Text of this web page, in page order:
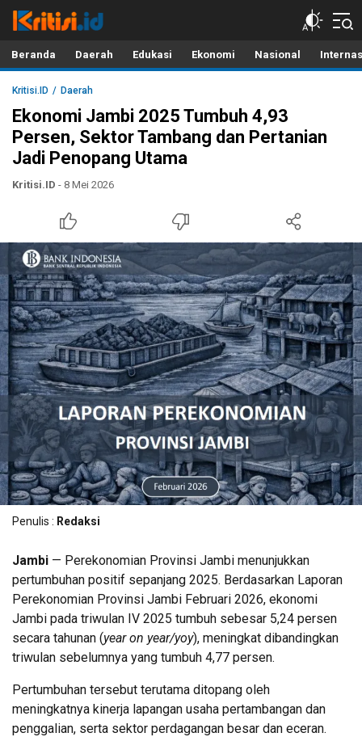
Kritisi.ID
Kritik untuk Negeri!
Beranda Daerah Edukasi Ekonomi Nasional
Kritisi.ID Daerah
Ekonomi Jambi 2025 Tumbuh 4,93
Persen, Sektor Tambang dan Pertanian
Jadi Penopang Utama
Kritisi.ID - 8 Mei 2026
Penulis : Redaksi
Jambi — Perekonomian Provinsi Jambi menunjukkan
pertumbuhan positif sepanjang 2025. Berdasarkan Laporan
Perekonomian Provinsi Jambi Februari 2026, ekonomi
Jambi pada triwulan IV 2025 tumbuh sebesar 5,24 persen
secara tahunan (year on year/yoy), meningkat dibandingkan
triwulan sebelumnya yang tumbuh 4,77 persen.
Pertumbuhan tersebut terutama ditopang oleh
meningkatnya kinerja lapangan usaha pertambangan dan
penggalian, serta sektor perdagangan besar dan eceran.